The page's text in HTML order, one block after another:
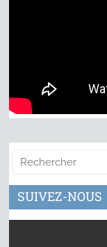
SUIVEZ-NOUS